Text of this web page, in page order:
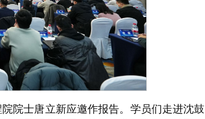
院士唐立新应邀作报告。学员们走进沈鼓